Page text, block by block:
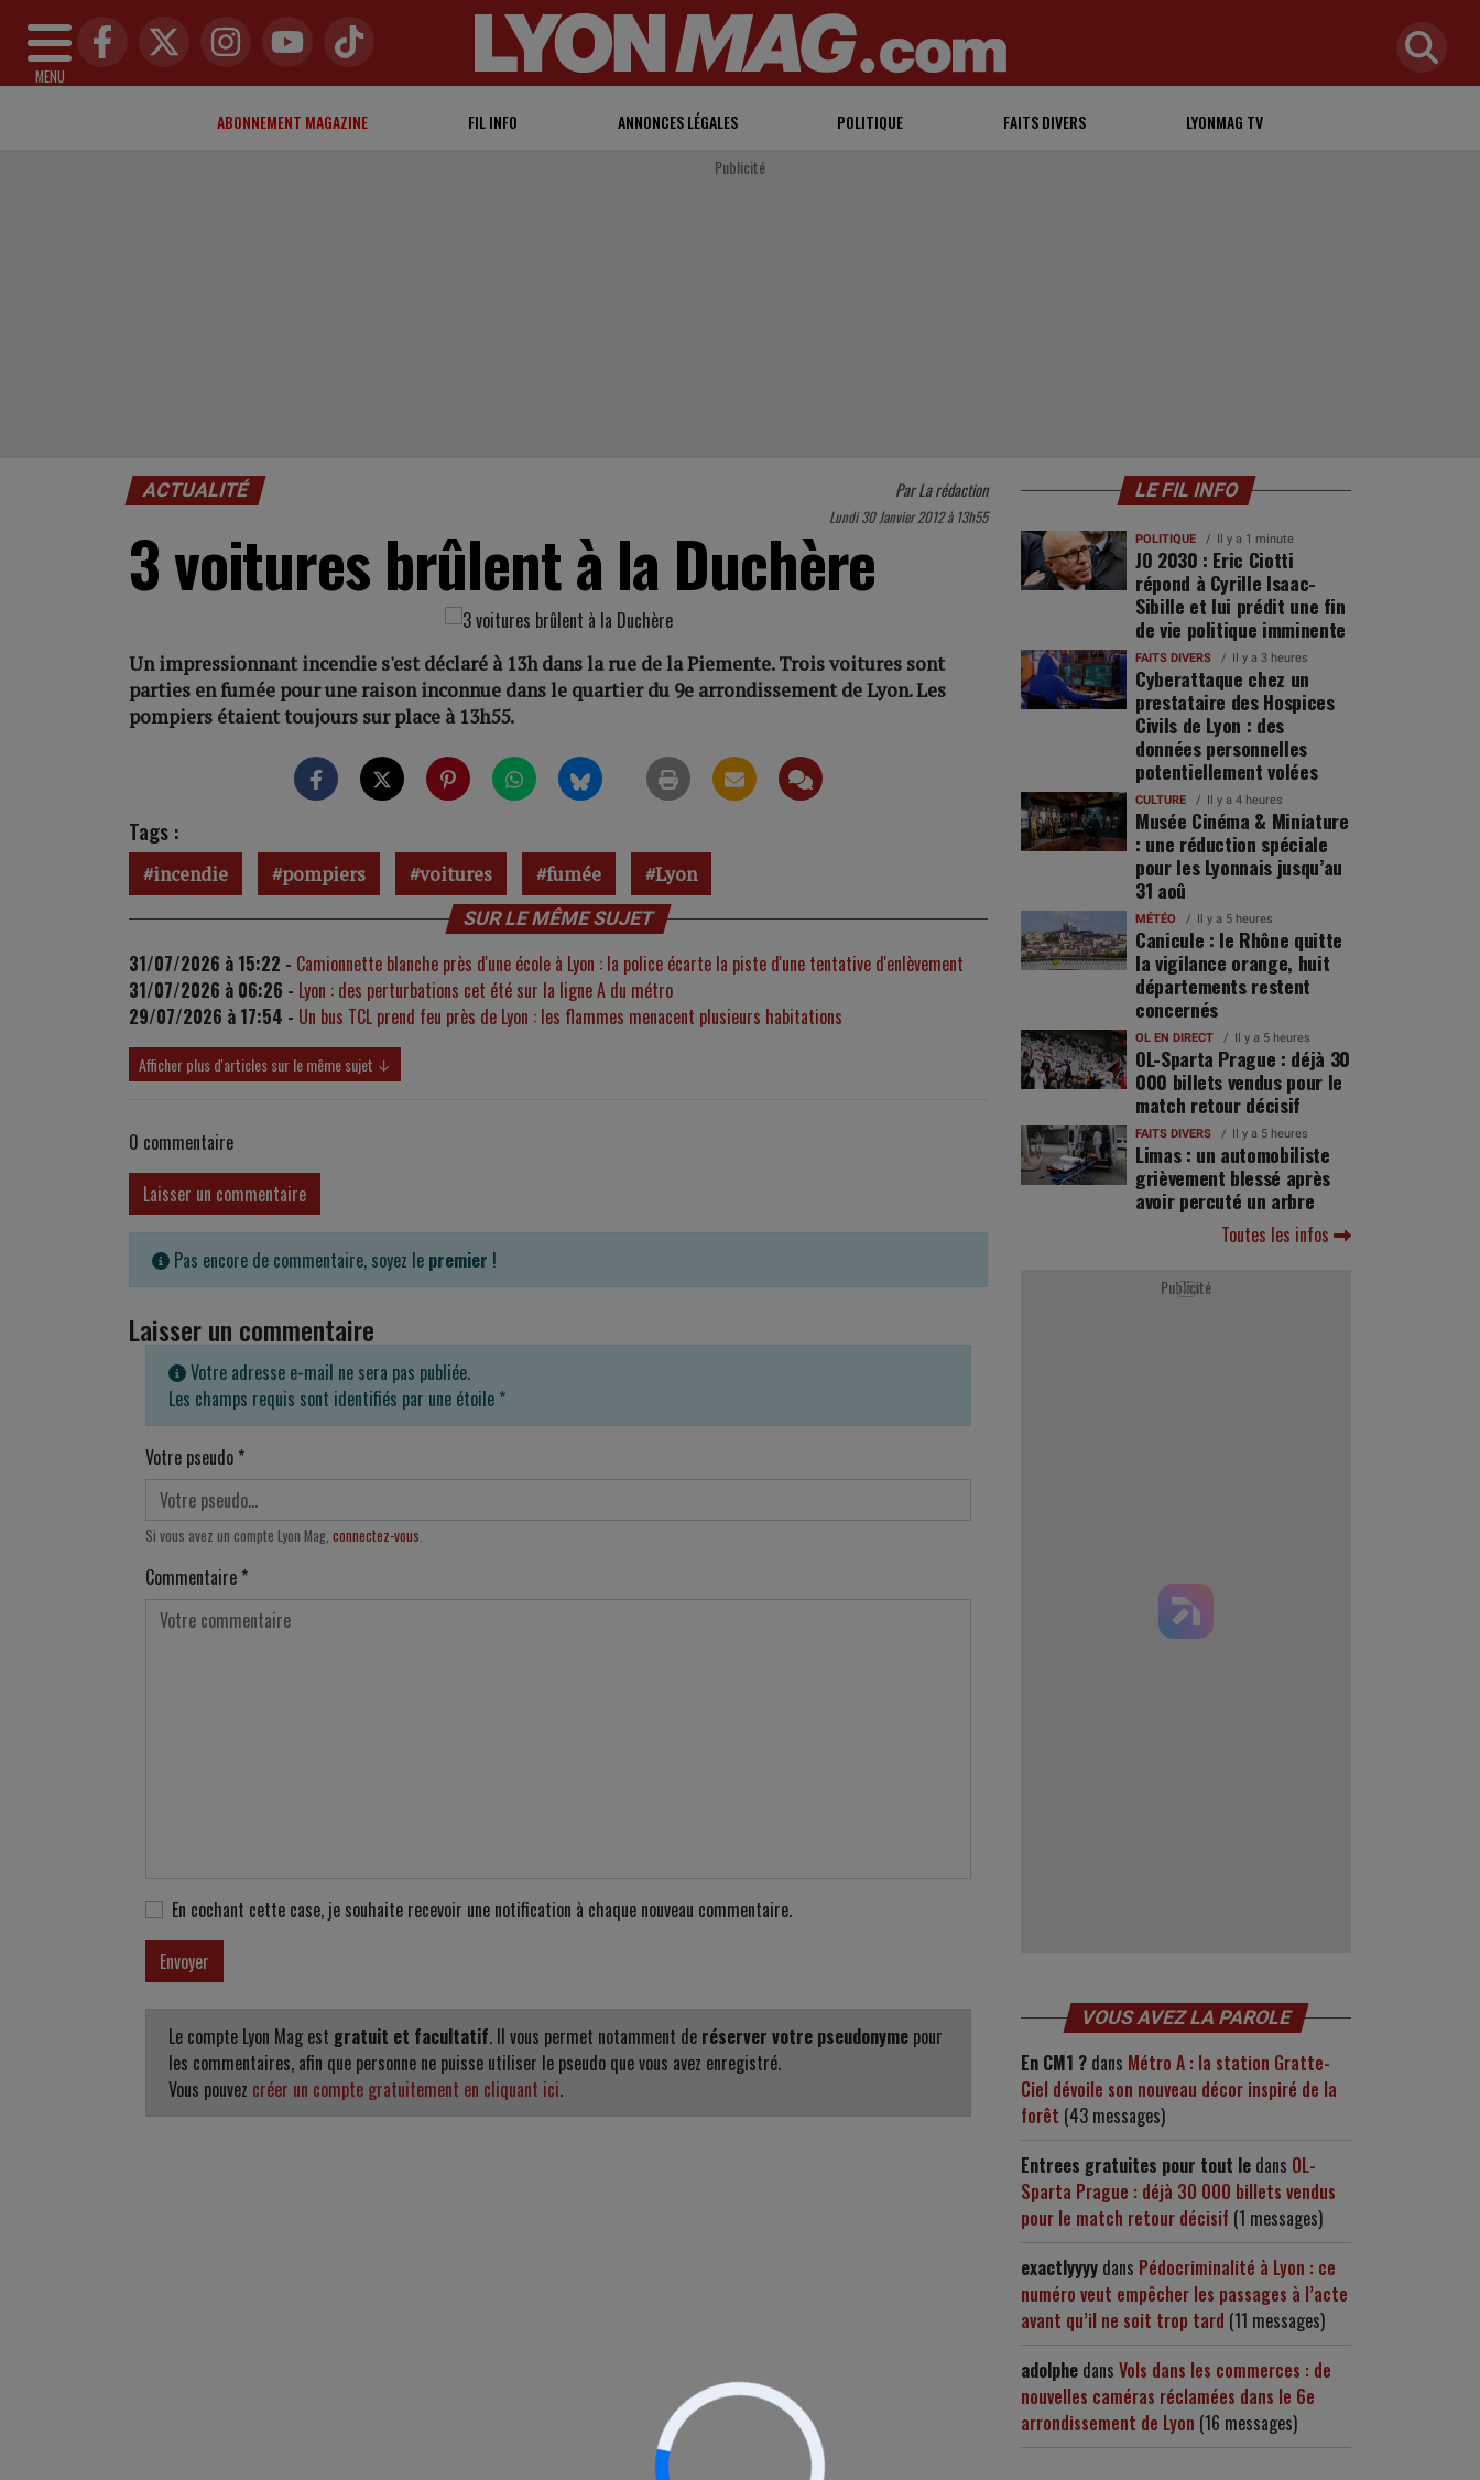
MENU
ABONNEMENT MAGAZINE FIL INFO ANNONCES LÉGALES POLITIQUE FAITS DIVERS
LYONMAG TV
Publicité
ACTUALITÉ ParLa rédaction
Lundi 30 Janvier 2012 à 13h55
3 voitures brûlent à la Duchère
Un impressionnant incendie s'est déclaré à 13h dans la rue de la Piemente. Trois voitures sont
parties en fumée pour une raison inconnue dans le quartier du 9e arrondissement de Lyon. Les
pompiers étaient toujours sur place à 13h55.
Tags :
incendie pompiers voitures fumée Lyon
SUR LE MÊME SUJET
31/07/2026 à 15:22 - Camionnette blanche près d'une école à Lyon : la police écarte la piste d'une tentative d'enlèvement
31/07/2026 à 06:26 - Lyon : des perturbations cet été sur la ligne A du métro
29/07/2026 à 17:54 - Un bus TCL prend feu près de Lyon : les flammes menacent plusieurs habitations
Afficher plus d'articles sur le même sujet ↓
0 commentaire
Laisser un commentaire
Pas encore de commentaire, soyez le premier !
Laisser un commentaire
Votre adresse e-mail ne sera pas publiée.
Les champs requis sont identifiés par une étoile *
Votre pseudo *
Si vous avez un compte Lyon Mag, connectez-vous.
Commentaire *
En cochant cette case, je souhaite recevoir une notification à chaque nouveau commentaire.
Le compte Lyon Mag est gratuit et facultatif. Il vous permet notamment de réserver votre pseudonyme pour
les commentaires, afin que personne ne puisse utiliser le pseudo que vous avez enregistré.
Vous pouvez créer un compte gratuitement en cliquant ici.
LE FIL INFO
POLITIQUE Il y a 1 minute
JO 2030 : Eric Ciotti
répond à Cyrille Isaac-
Sibille et lui prédit une fin
de vie politique imminente
FAITS DIVERS Il y a 3 heures
Cyberattaque chez un
prestataire des Hospices
Civils de Lyon : des
données personnelles
potentiellement volées
CULTURE Il y a 4 heures
Musée Cinéma & Miniature
: une réduction spéciale
pour les Lyonnais jusqu’au
31 aoû
MÉTÉO Il y a 5 heures
Canicule : le Rhône quitte
la vigilance orange, huit
départements restent
concernés
OL EN DIRECT Il y a 5 heures
OL-Sparta Prague : déjà 30
000 billets vendus pour le
match retour décisif
FAITS DIVERS Il y a 5 heures
Limas : un automobiliste
grièvement blessé après
avoir percuté un arbre
Toutes les infos
Publicité
Ad
VOUS AVEZ LA PAROLE
En CM1 ? dans Métro A : la station Gratte-
Ciel dévoile son nouveau décor inspiré de la
forêt (43 messages)
Entrees gratuites pour tout le dans OL-
Sparta Prague : déjà 30 000 billets vendus
pour le match retour décisif (1 messages)
exactlyyyy dans Pédocriminalité à Lyon : ce
numéro veut empêcher les passages à l’acte
avant qu’il ne soit trop tard (11 messages)
adolphe dans Vols dans les commerces : de
nouvelles caméras réclamées dans le 6e
arrondissement de Lyon (16 messages)